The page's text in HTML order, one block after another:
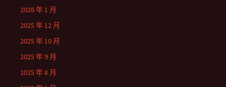
2026 年 1 月
2025 年 12 月
2025 年 10 月
2025 年 9 月
2025 年 8 月